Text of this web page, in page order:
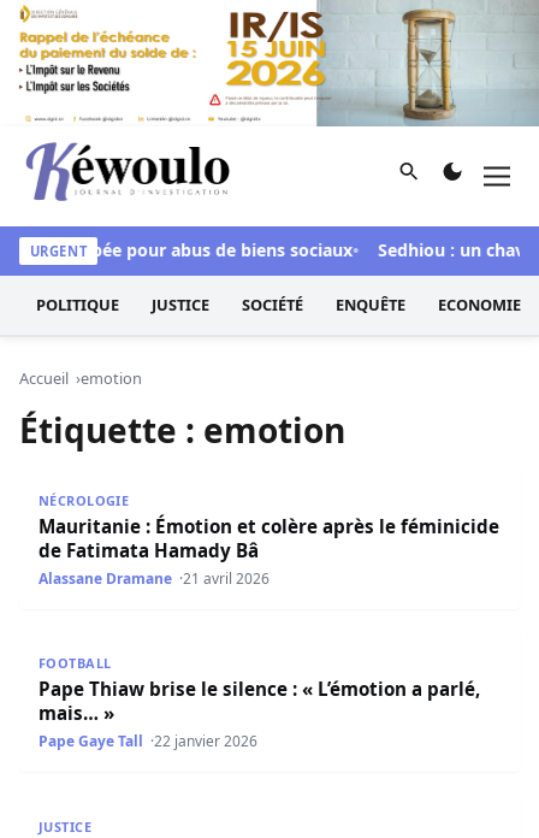
Aller au contenu
Kéwoulo, le premier site d'information et d'investigation
Rechercher
URGENT
inculpée pour abus de biens sociaux Sedhiou : un
POLITIQUE JUSTICE SOCIÉTÉ ENQUÊTE ECONOMIE
Accueil emotion
Étiquette : emotion
NÉCROLOGIE
Mauritanie : Émotion et colère après le féminicide
de Fatimata Hamady Bâ
Alassane Dramane 21 avril 2026
FOOTBALL
Pape Thiaw brise le silence : « L’émotion a parlé,
mais… »
Pape Gaye Tall 22 janvier 2026
JUSTICE